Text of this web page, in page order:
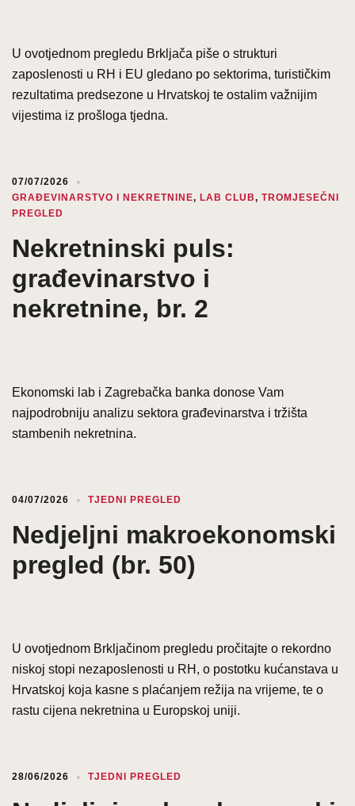
U ovotjednom pregledu Brkljača piše o strukturi
zaposlenosti u RH i EU gledano po sektorima, turističkim
rezultatima predsezone u Hrvatskoj te ostalim važnijim
vijestima iz prošloga tjedna.
07/07/2026
GRAĐEVINARSTVO I NEKRETNINE, LAB CLUB, TROMJESEČNI
PREGLED
Nekretninski puls:
građevinarstvo i
nekretnine, br. 2
Ekonomski lab i Zagrebačka banka donose Vam
najpodrobniju analizu sektora građevinarstva i tržišta
stambenih nekretnina.
04/07/2026 TJEDNI PREGLED
Nedjeljni makroekonomski
pregled (br. 50)
U ovotjednom Brkljačinom pregledu pročitajte o rekordno
niskoj stopi nezaposlenosti u RH, o postotku kućanstava u
Hrvatskoj koja kasne s plaćanjem režija na vrijeme, te o
rastu cijena nekretnina u Europskoj uniji.
28/06/2026 TJEDNI PREGLED